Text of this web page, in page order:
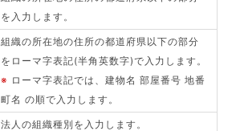
を入力します。
組織の所在地の住所の都道府県以下の部分
をローマ字表記(半角英数字)で入力します。
※ ローマ字表記では、建物名 部屋番号 地番
町名 の順で入力します。
法人の組織種別を入力します。